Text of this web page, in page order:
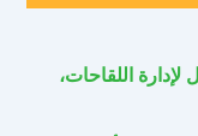
لإدارة اللقاحات،